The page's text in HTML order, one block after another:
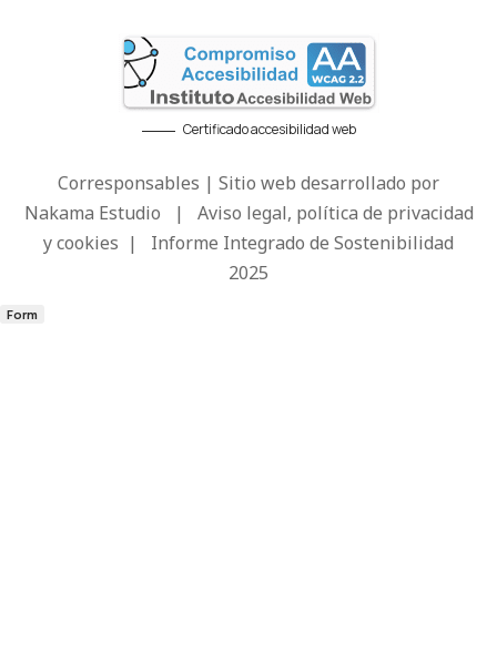
Certificado accesibilidad web
Corresponsables | Sitio web desarrollado por
Nakama Estudio | Aviso legal, política de privacidad
y cookies | Informe Integrado de Sostenibilidad
2025
Form